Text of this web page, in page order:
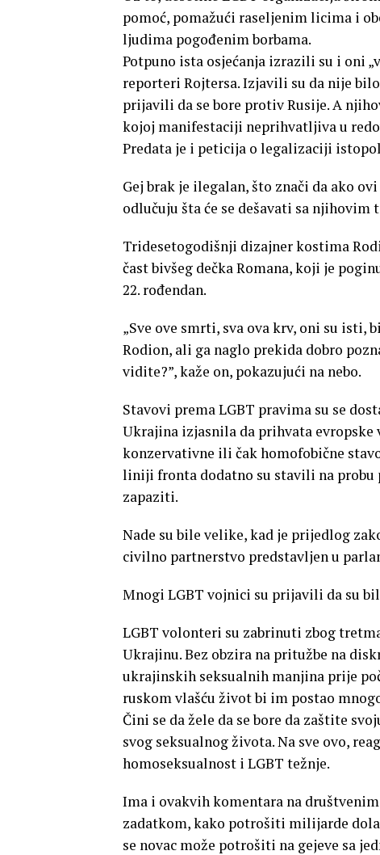
pomoć, pomažući raseljenim licima i
ljudima pogođenim borbama.
Potpuno ista osjećanja izrazili su i oni
reporteri Rojtersa. Izjavili su da nije
prijavili da se bore protiv Rusije. A
kojoj manifestaciji neprihvatljiva u
Predata je i peticija o legalizaciji
Gej brak je ilegalan, što znači da ako
odlučuju šta će se dešavati sa
Tridesetogodišnji dizajner kostima
čast bivšeg dečka Romana, koji je
22. rođendan.
„Sve ove smrti, sva ova krv, oni su isti,
Rodion, ali ga naglo prekida dobro
vidite?”, kaže on, pokazujući na nebo.
Stavovi prema LGBT pravima su se
Ukrajina izjasnila da prihvata
konzervativne ili čak homofobične
liniji fronta dodatno su stavili na probu
zapaziti.
Nade su bile velike, kad je prijedlog
civilno partnerstvo predstavljen u
Mnogi LGBT vojnici su prijavili da su
LGBT volonteri su zabrinuti zbog
Ukrajinu. Bez obzira na pritužbe na
ukrajinskih seksualnih manjina prije
ruskom vlašću život bi im postao
Čini se da žele da se bore da zaštite
svog seksualnog života. Na sve ovo,
homoseksualnost i LGBT težnje.
Ima i ovakvih komentara na
zadatkom, kako potrošiti milijarde
se novac može potrošiti na gejeve sa